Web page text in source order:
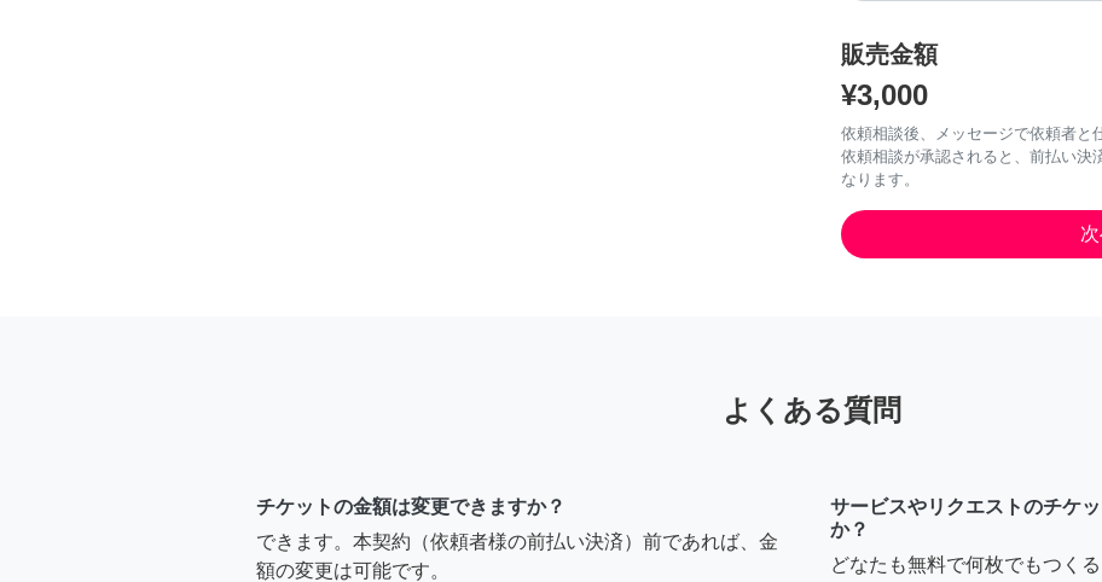
販売金額
¥3,000
依頼相談後、メッセージで依頼者と
依頼相談が承認されると、前払い
なります。
よくある質問
チケットの金額は変更できますか？
できます。本契約（依頼者様の前払い決済）前であれば、金
額の変更は可能です。
サービスやリクエストのチケ
か？
どなたも無料で何枚でもつく